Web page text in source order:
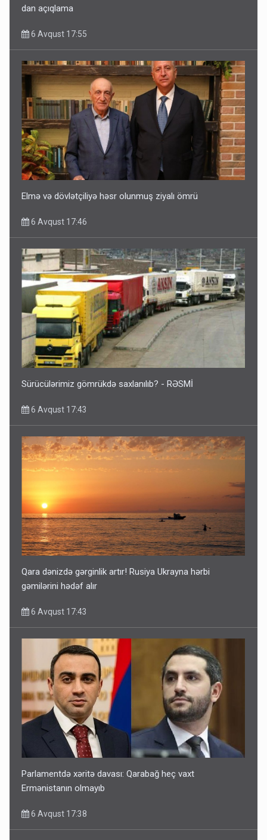
dan açıqlama
6 Avqust 17:55
Elmə və dövlətçiliyə həsr olunmuş ziyalı ömrü
6 Avqust 17:46
Sürücülərimiz gömrükdə saxlanılıb? - RƏSMİ
6 Avqust 17:43
Qara dənizdə gərginlik artır! Rusiya Ukrayna hərbi
gəmilərini hədəf alır
6 Avqust 17:43
Parlamentdə xəritə davası: Qarabağ heç vaxt
Ermənistanın olmayıb
6 Avqust 17:38